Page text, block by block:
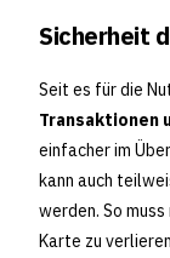
Sicherheit
Seit es für die
Transaktionen
einfacher im
kann auch
werden. So
Karte zu